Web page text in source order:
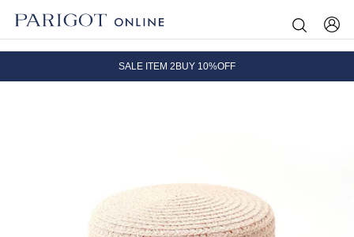
8.5 wedに会員プログラムが生まれ変わります！
SALE ITEM 2BUY 10%OFF